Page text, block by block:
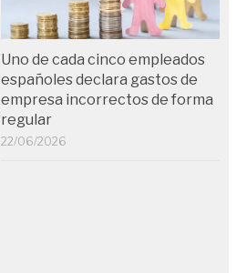
Uno de cada cinco empleados
españoles declara gastos de
empresa incorrectos de forma
regular
22/06/2026